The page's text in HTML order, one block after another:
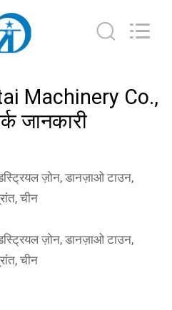
Machinery Co.,
जानकारी
ज़ोन, डानज़ाओ टाउन,
चीन
ज़ोन, डानज़ाओ टाउन,
चीन